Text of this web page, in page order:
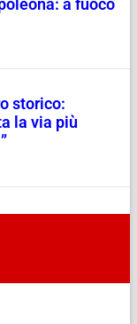
a fuoco
storico:
la via più